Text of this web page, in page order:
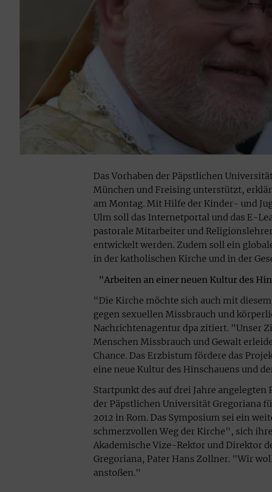
Das Vorhaben der Päpstlichen
München und Freising unterstützt,
am Montag. Mit Hilfe der Kinder- und
Ulm soll das Internetportal und das E-
pastorale Mitarbeiter und
entwickelt werden. Zudem soll ein
in der katholischen Kirche und in der
"Arbeiten an einer neuen Kultur des
"Die Kirche möchte sich auch mit
gegen sexuellen Missbrauch und
Nachrichtenagentur dpa zitiert. "Unser
Menschen Missbrauch und Gewalt
Chance. Das Erzbistum fördere das
eine neue Kultur des Hinschauens und
Startpunkt des auf drei Jahre
der Päpstlichen Universität Gregoriana
2012 in Rom. Das Symposium sei ein
schmerzvollen Weg der Kirche", sich
Akademische Vize-Rektor und Direktor
Gregoriana, Pater Hans Zollner. "Wir
anstoßen."